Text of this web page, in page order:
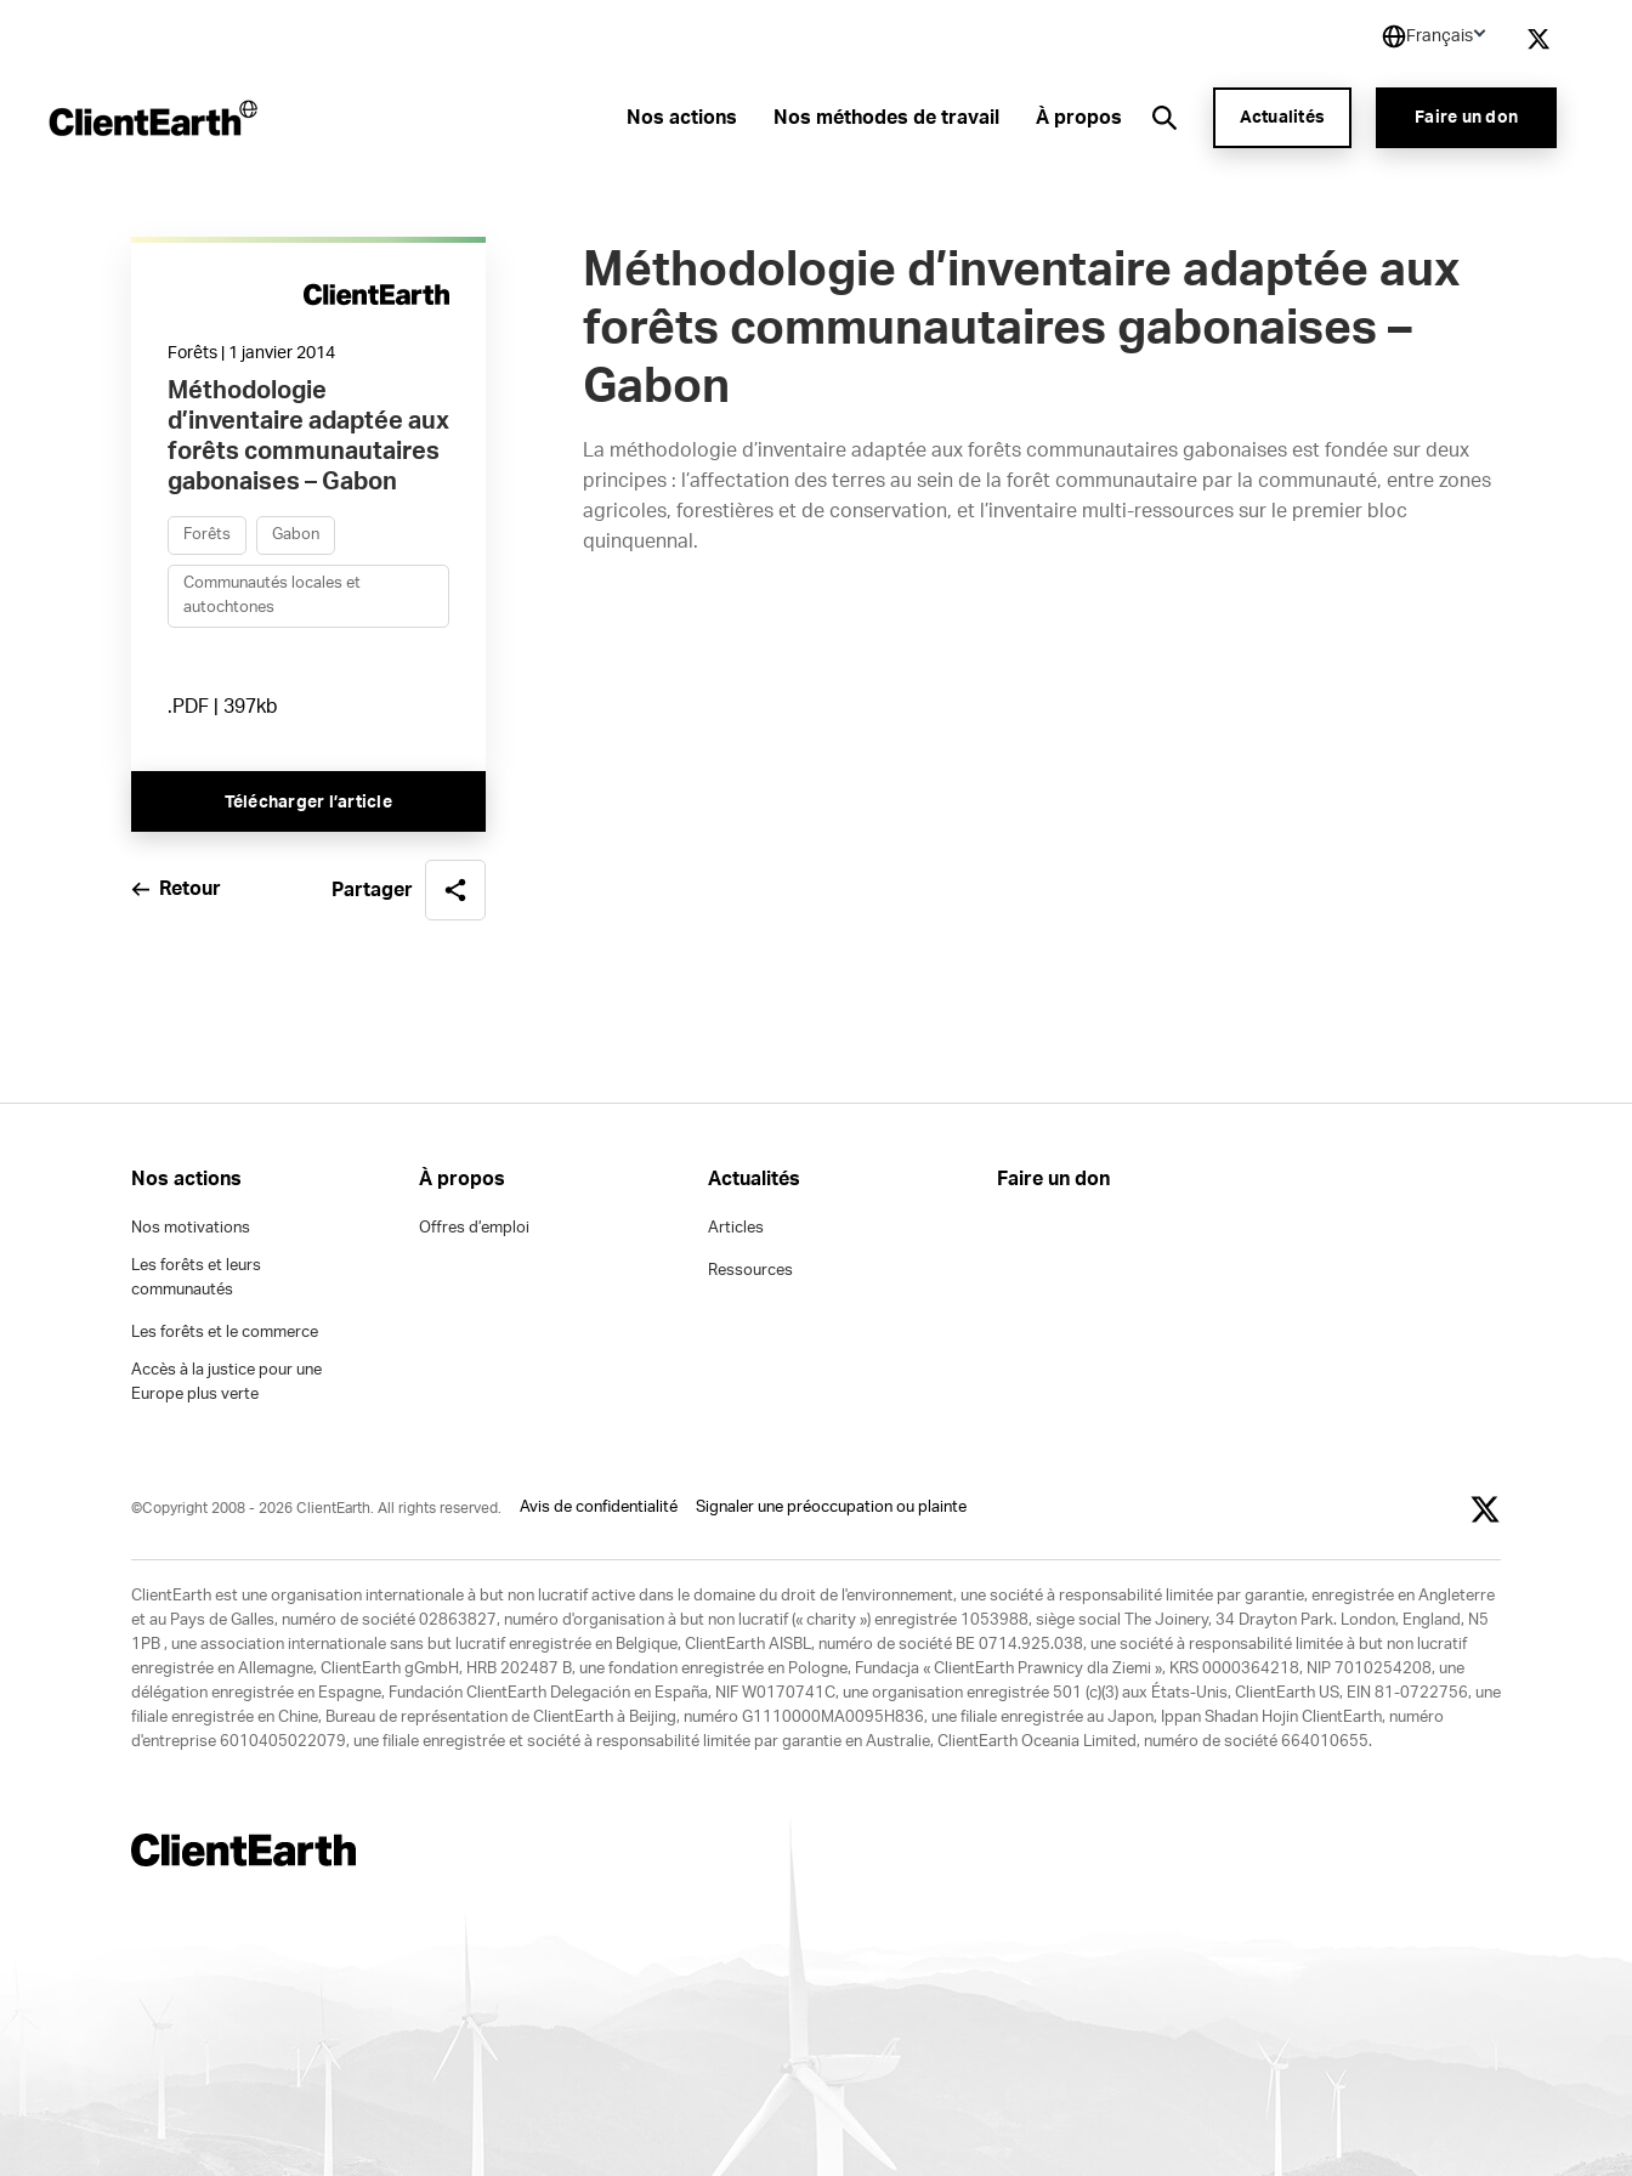
Français
Nos actions Nos méthodes de travail À propos Actualités Faire un don
Forêts | 1 janvier 2014
Méthodologie
d’inventaire adaptée aux
forêts communautaires
gabonaises – Gabon
Forêts Gabon
Communautés locales et
autochtones
.PDF | 397kb
Télécharger l’article
Retour Partager
Méthodologie d’inventaire adaptée aux
forêts communautaires gabonaises –
Gabon
La méthodologie d’inventaire adaptée aux forêts communautaires gabonaises est fondée sur deux
principes : l’affectation des terres au sein de la forêt communautaire par la communauté, entre zones
agricoles, forestières et de conservation, et l’inventaire multi-ressources sur le premier bloc
quinquennal.
Nos actions
Nos motivations
Les forêts et leurs
communautés
Les forêts et le commerce
Accès à la justice pour une
Europe plus verte
À propos
Offres d’emploi
Actualités
Articles
Ressources
Faire un don
©Copyright 2008 - 2026 ClientEarth. All rights reserved. Avis de confidentialité Signaler une préoccupation ou plainte
ClientEarth est une organisation internationale à but non lucratif active dans le domaine du droit de l'environnement, une société à responsabilité limitée par garantie, enregistrée en Angleterre
et au Pays de Galles, numéro de société 02863827, numéro d'organisation à but non lucratif (« charity ») enregistrée 1053988, siège social The Joinery, 34 Drayton Park. London, England, N5
1PB , une association internationale sans but lucratif enregistrée en Belgique, ClientEarth AISBL, numéro de société BE 0714.925.038, une société à responsabilité limitée à but non lucratif
enregistrée en Allemagne, ClientEarth gGmbH, HRB 202487 B, une fondation enregistrée en Pologne, Fundacja « ClientEarth Prawnicy dla Ziemi », KRS 0000364218, NIP 7010254208, une
délégation enregistrée en Espagne, Fundación ClientEarth Delegación en España, NIF W0170741C, une organisation enregistrée 501 (c)(3) aux États-Unis, ClientEarth US, EIN 81-0722756, une
filiale enregistrée en Chine, Bureau de représentation de ClientEarth à Beijing, numéro G1110000MA0095H836, une filiale enregistrée au Japon, Ippan Shadan Hojin ClientEarth, numéro
d'entreprise 6010405022079, une filiale enregistrée et société à responsabilité limitée par garantie en Australie, ClientEarth Oceania Limited, numéro de société 664010655.